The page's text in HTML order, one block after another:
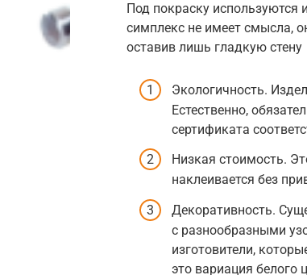
Под покраску используются
симплекс не имеет смысла,
оставив лишь гладкую стену
Экологичность.
Естественно,
сертификата
Низкая стоимость.
наклеивается без
Декоративность.
с разнообразными
изготовители,
это вариация белого